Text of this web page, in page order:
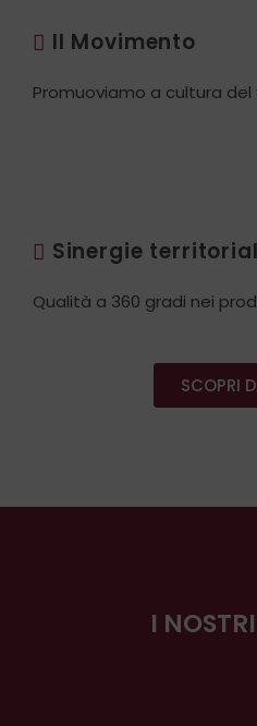
Il Movimento
Promuoviamo a cultura del
Sinergie
Qualità a 360 gradi nei
SCOPRI
I